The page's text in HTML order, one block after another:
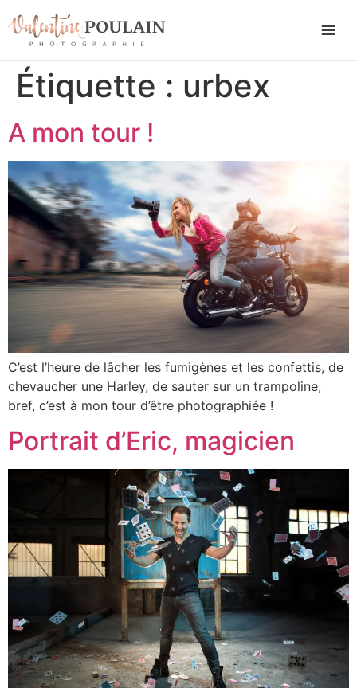
Étiquette : urbex
A mon tour !
C’est l’heure de lâcher les fumigènes et les confettis, de
chevaucher une Harley, de sauter sur un trampoline,
bref, c’est à mon tour d’être photographiée !
Portrait d’Eric, magicien